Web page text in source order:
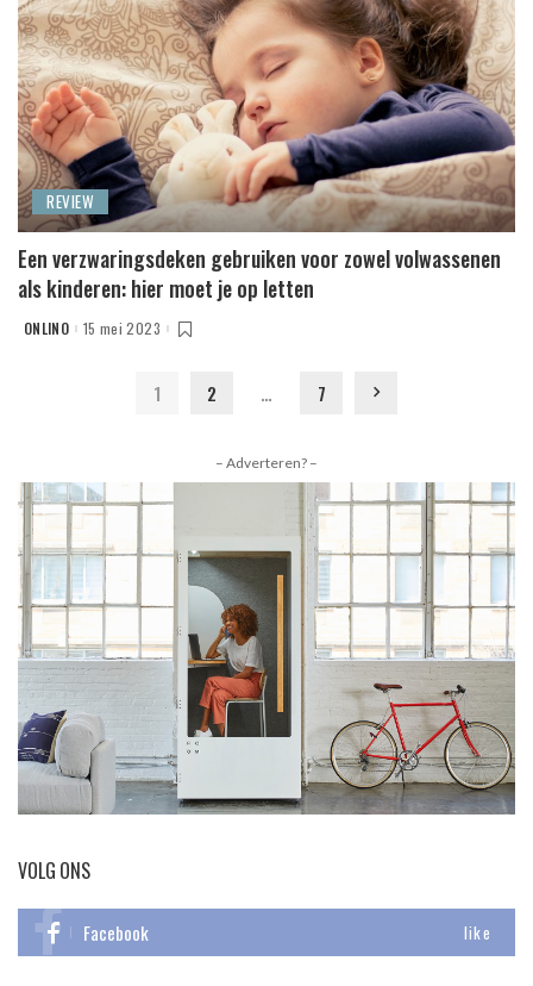
REVIEW
Een verzwaringsdeken gebruiken voor zowel volwassenen
als kinderen: hier moet je op letten
POSTED
ONLINO 15 mei 2023
1 2 … 7
– Adverteren? –
VOLG ONS
Facebook like